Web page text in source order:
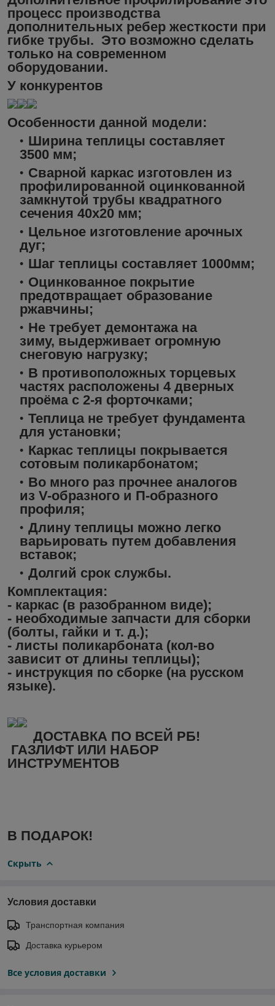
процесс производства
дополнительных ребер жесткости при
гибке трубы. Это возможно сделать
только на современном
оборудовании.
У конкурентов
Особенности данной модели:
Ширина теплицы составляет
3500 мм;
Сварной каркас изготовлен из
профилированной оцинкованной
замкнутой трубы квадратного
сечения 40х20 мм;
Цельное изготовление арочных
дуг;
Шаг теплицы составляет 1000мм;
Оцинкованное покрытие
предотвращает образование
ржавчины;
Не требует демонтажа на
зиму, выдерживает огромную
снеговую нагрузку;
В противоположных торцевых
частях расположены 4 дверных
проёма с 2-я форточками;
Теплица не требует фундамента
для установки;
Каркас теплицы покрывается
сотовым поликарбонатом;
Во много раз прочнее аналогов
из V-образного и П-образного
профиля;
Длину теплицы можно легко
варьировать путем добавления
вставок;
Долгий срок службы.
Комплектация:
- каркас (в разобранном виде);
- необходимые запчасти для сборки
(болты, гайки и т. д.);
- листы поликарбоната (кол-во
зависит от длины теплицы);
- инструкция по сборке (на русском
языке).
ДОСТАВКА ПО ВСЕЙ РБ!
ГАЗЛИФТ ИЛИ НАБОР
ИНСТРУМЕНТОВ
В ПОДАРОК!
Скрыть
Условия доставки
Транспортная компания
Доставка курьером
Все условия доставки